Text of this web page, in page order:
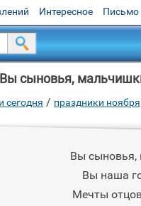
Интересное Письмо
сыновья,
сегодня / праздники ноября
Вы
Вы наша
Мечты